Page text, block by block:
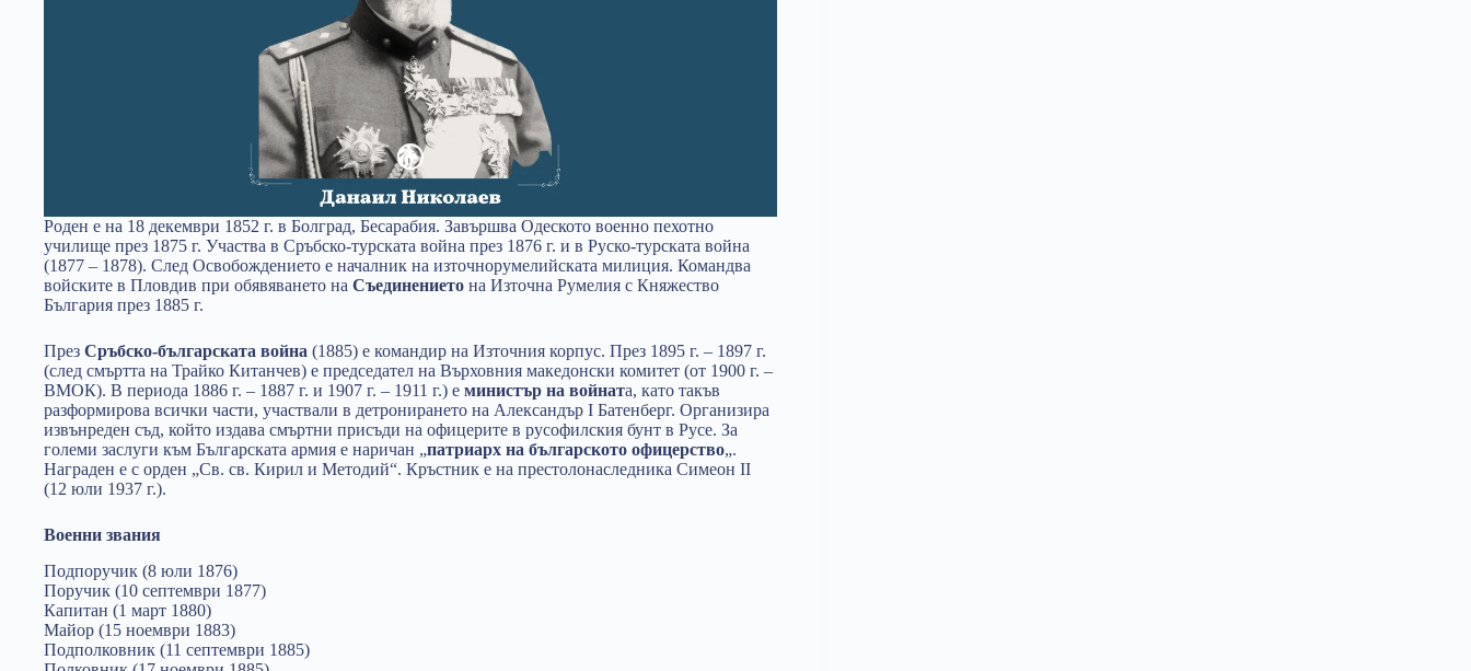
Роден е на 18 декември 1852 г. в Болград, Бесарабия. Завършва Одеското военно пехотно
училище през 1875 г. Участва в Сръбско-турската война през 1876 г. и в Руско-турската война
(1877 – 1878). След Освобождението е началник на източнорумелийската милиция. Командва
войските в Пловдив при обявяването на Съединението на Източна Румелия с Княжество
България през 1885 г.
През Сръбско-българската война (1885) е командир на Източния корпус. През 1895 г. – 1897 г.
(след смъртта на Трайко Китанчев) е председател на Върховния македонски комитет (от 1900 г. –
ВМОК). В периода 1886 г. – 1887 г. и 1907 г. – 1911 г.) е министър на войната, като такъв
разформирова всички части, участвали в детронирането на Александър I Батенберг. Организира
извънреден съд, който издава смъртни присъди на офицерите в русофилския бунт в Русе. За
големи заслуги към Българската армия е наричан „патриарх на българското офицерство„.
Награден е с орден „Св. св. Кирил и Методий“. Кръстник е на престолонаследника Симеон II
(12 юли 1937 г.).
Военни звания
Подпоручик (8 юли 1876)
Поручик (10 септември 1877)
Капитан (1 март 1880)
Майор (15 ноември 1883)
Подполковник (11 септември 1885)